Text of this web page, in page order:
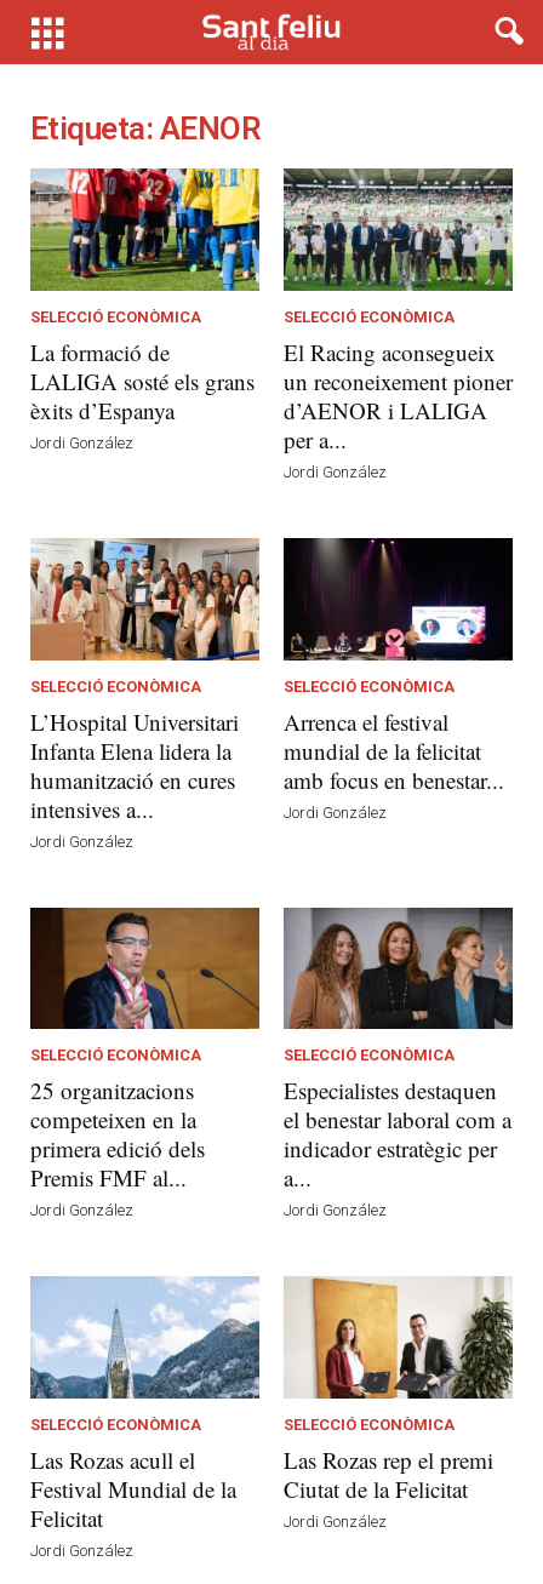
Etiqueta: AENOR
SELECCIÓ ECONÒMICA
La formació de
LALIGA sosté els grans
èxits d’Espanya
Jordi González
SELECCIÓ ECONÒMICA
El Racing aconsegueix
un reconeixement pioner
d’AENOR i LALIGA
per a...
Jordi González
SELECCIÓ ECONÒMICA
L’Hospital Universitari
Infanta Elena lidera la
humanització en cures
intensives a...
Jordi González
SELECCIÓ ECONÒMICA
Arrenca el festival
mundial de la felicitat
amb focus en benestar...
Jordi González
SELECCIÓ ECONÒMICA
25 organitzacions
competeixen en la
primera edició dels
Premis FMF al...
Jordi González
SELECCIÓ ECONÒMICA
Especialistes destaquen
el benestar laboral com a
indicador estratègic per
a...
Jordi González
SELECCIÓ ECONÒMICA
Las Rozas acull el
Festival Mundial de la
Felicitat
Jordi González
SELECCIÓ ECONÒMICA
Las Rozas rep el premi
Ciutat de la Felicitat
Jordi González